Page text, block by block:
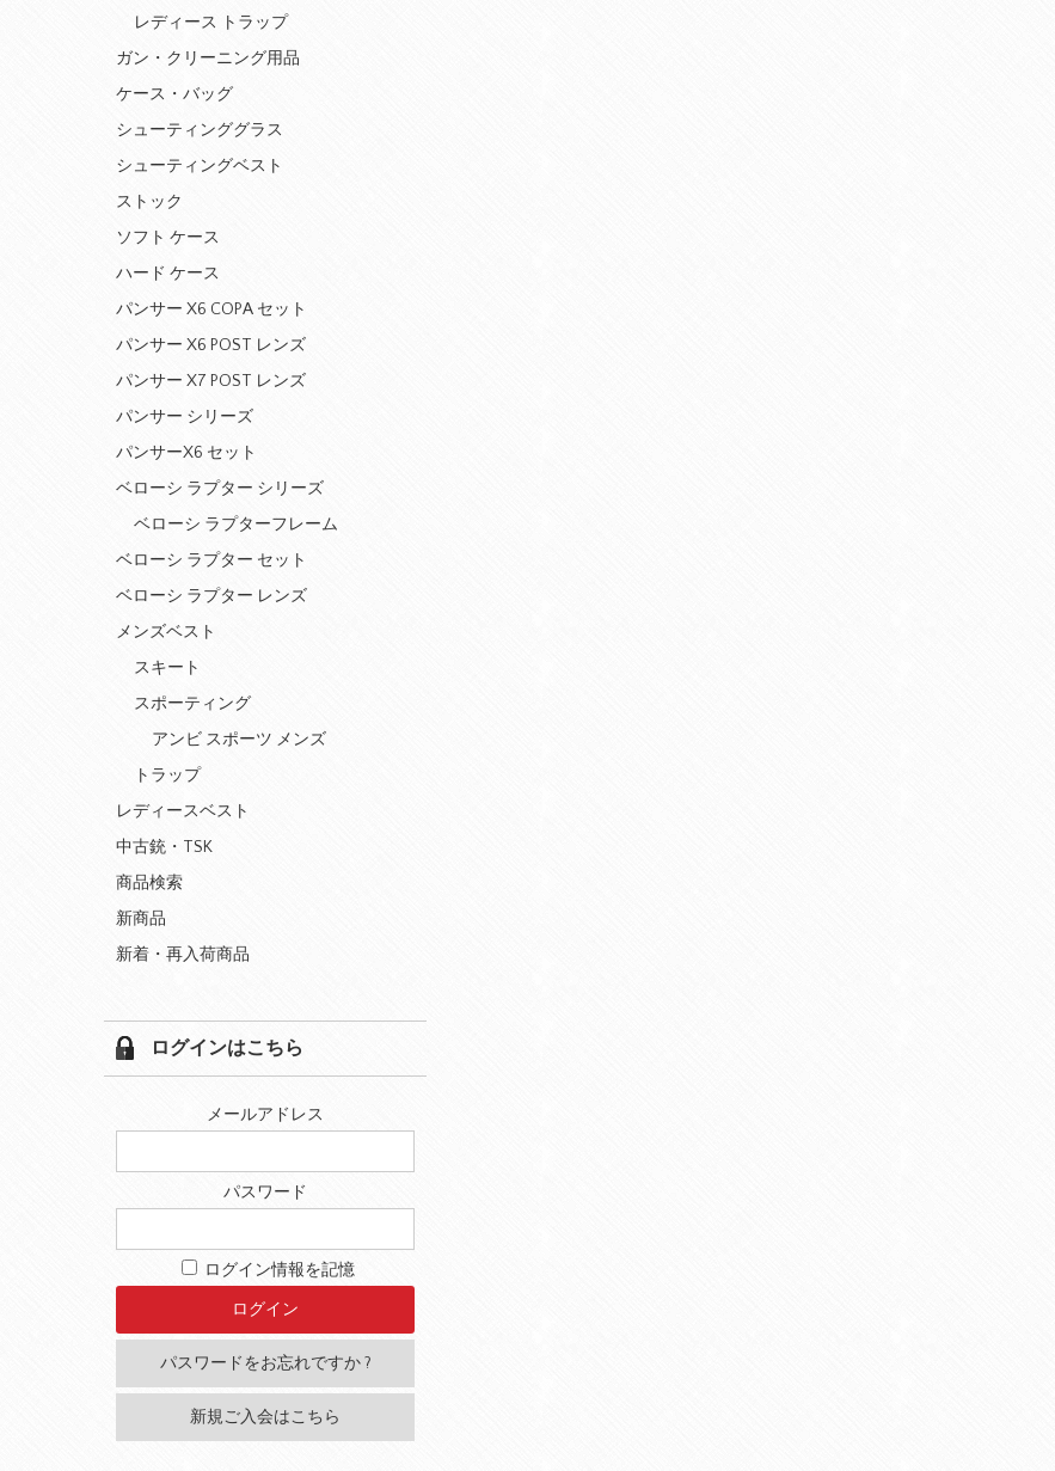
レディース トラップ
ガン・クリーニング用品
ケース・バッグ
シューティンググラス
シューティングベスト
ストック
ソフト ケース
ハード ケース
パンサー X6 COPA セット
パンサー X6 POST レンズ
パンサー X7 POST レンズ
パンサー シリーズ
パンサーX6 セット
ベローシ ラプター シリーズ
ベローシ ラプターフレーム
ベローシ ラプター セット
ベローシ ラプター レンズ
メンズベスト
スキート
スポーティング
アンビ スポーツ メンズ
トラップ
レディースベスト
中古銃・TSK
商品検索
新商品
新着・再入荷商品
ログインはこちら
メールアドレス
パスワード
ログイン情報を記憶
パスワードをお忘れですか ?
新規ご入会はこちら